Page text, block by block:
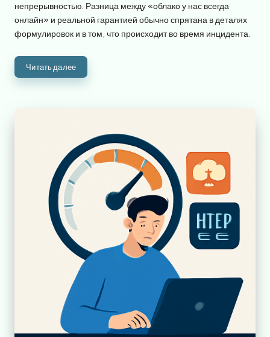
непрерывностью. Разница между «облако у нас всегда
онлайн» и реальной гарантией обычно спрятана в деталях
формулировок и в том, что происходит во время инцидента.
Читать далее